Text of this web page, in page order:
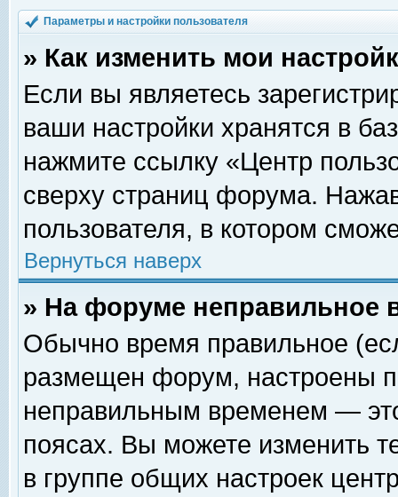
Параметры и настройки пользователя
» Как изменить мои
Если вы являетесь
ваши настройки хранятся в
нажмите ссылку «Центр
сверху страниц форума.
пользователя, в котором
Вернуться наверх
» На форуме неправильное
Обычно время правильное
размещен форум, настроены
неправильным временем —
поясах. Вы можете изменить
в группе общих настроек